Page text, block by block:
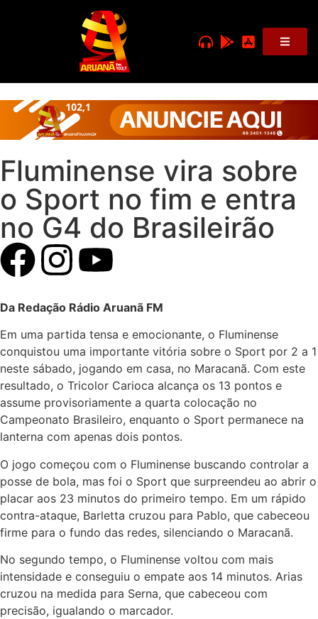
Fluminense vira sobre
o Sport no fim e entra
no G4 do Brasileirão
Da Redação Rádio Aruanã FM
Em uma partida tensa e emocionante, o Fluminense
conquistou uma importante vitória sobre o Sport por 2 a 1
neste sábado, jogando em casa, no Maracanã. Com este
resultado, o Tricolor Carioca alcança os 13 pontos e
assume provisoriamente a quarta colocação no
Campeonato Brasileiro, enquanto o Sport permanece na
lanterna com apenas dois pontos.
O jogo começou com o Fluminense buscando controlar a
posse de bola, mas foi o Sport que surpreendeu ao abrir o
placar aos 23 minutos do primeiro tempo. Em um rápido
contra-ataque, Barletta cruzou para Pablo, que cabeceou
firme para o fundo das redes, silenciando o Maracanã.
No segundo tempo, o Fluminense voltou com mais
intensidade e conseguiu o empate aos 14 minutos. Arias
cruzou na medida para Serna, que cabeceou com
precisão, igualando o marcador.